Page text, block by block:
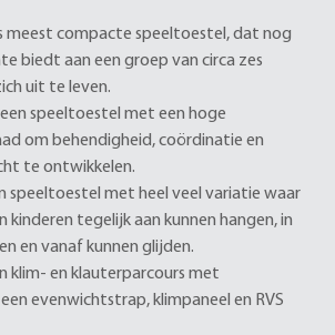
meest compacte speeltoestel, dat nog
biedt aan een groep van circa zes
uit te leven.
een speeltoestel met een hoge
om behendigheid, coördinatie en
te ontwikkelen.
speeltoestel met heel veel variatie waar
kinderen tegelijk aan kunnen hangen, in
en vanaf kunnen glijden.
klim- en klauterparcours met
evenwichtstrap, klimpaneel en RVS